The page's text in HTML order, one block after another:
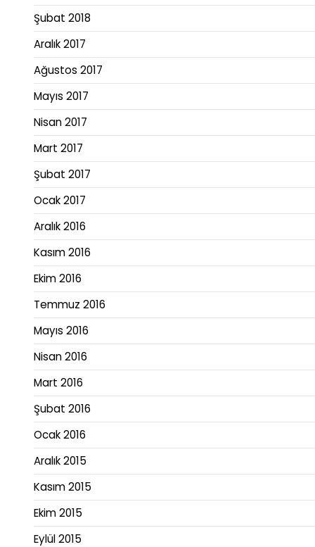
Şubat 2018
Aralık 2017
Ağustos 2017
Mayıs 2017
Nisan 2017
Mart 2017
Şubat 2017
Ocak 2017
Aralık 2016
Kasım 2016
Ekim 2016
Temmuz 2016
Mayıs 2016
Nisan 2016
Mart 2016
Şubat 2016
Ocak 2016
Aralık 2015
Kasım 2015
Ekim 2015
Eylül 2015